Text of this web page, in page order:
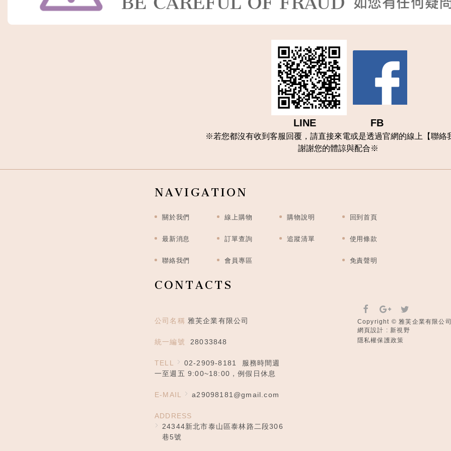
LINE FB
※若您都沒有收到客服回覆，請直接來電或是透過官網的線上【聯絡
謝謝您的體諒與配合※
NAVIGATION
關於我們
最新消息
聯絡我們
線上購物
訂單查詢
會員專區
購物說明
追蹤清單
回到首頁
使用條款
免責聲明
CONTACTS
公司名稱 雅芙企業有限公司
統一編號 28033848
TELL 02-2909-8181
服務時間週
一至週五 9:00~18:00，例假日休息
E-MAIL a29098181@gmail.com
ADDRESS
24344新北市泰山區泰林路二段306
巷5號
Copyright © 雅芙企業有限公
網頁設計 : 新視野
隱私權保護政策